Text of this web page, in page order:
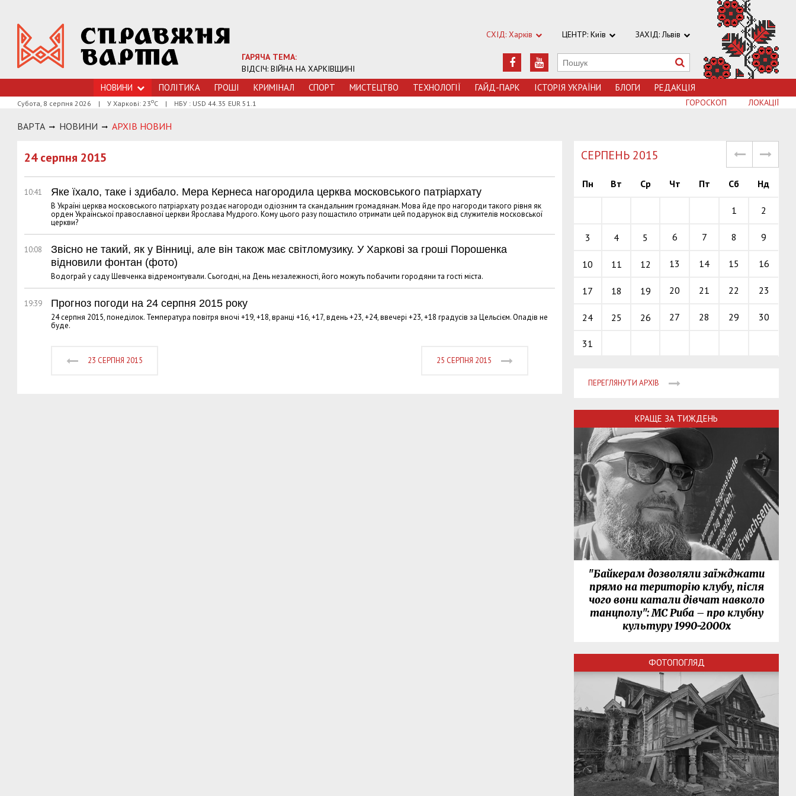
ГАРЯЧА ТЕМА:
ВІДСІЧ: ВІЙНА НА ХАРКІВЩИНІ
СХІД: Харків ЦЕНТР: Київ ЗАХІД: Львів
НОВИНИ ПОЛІТИКА ГРОШI КРИМIНАЛ СПОРТ МИСТЕЦТВО ТЕХНОЛОГIЇ ГАЙД-ПАРК ІСТОРІЯ УКРАЇНИ БЛОГИ РЕДАКЦІЯ
Субота, 8 серпня 2026 | У Харкові: 23оС | НБУ : USD 44.35 EUR 51.1 ЛОКАЦІЇ
ГОРОСКОП
ВАРТА НОВИНИ АРХIВ НОВИН
24 серпня 2015
10:41 Яке їхало, таке і здибало. Мера Кернеса нагородила церква московського патріархату
В Україні церква московського патріархату роздає нагороди одіозним та скандальним громадянам. Мова йде про нагороди такого рівня як
орден Української православної церкви Ярослава Мудрого. Кому цього разу пощастило отримати цей подарунок від служителів московської
церкви?
10:08
Звісно не такий, як у Вінниці, але він також має світломузику. У Харкові за гроші Порошенка
відновили фонтан (фото)
Водограй у саду Шевченка відремонтували. Сьогодні, на День незалежності, його можуть побачити городяни та гості міста.
19:39 Прогноз погоди на 24 серпня 2015 року
24 серпня 2015, понеділок. Температура повітря вночі +19, +18, вранці +16, +17, вдень +23, +24, ввечері +23, +18 градусів за Цельсієм. Опадів не
буде.
23 СЕРПНЯ 2015 25 СЕРПНЯ 2015
СЕРПЕНЬ 2015
Пн Вт Ср Чт Пт Сб Нд
1 2
3 4 5 6 7 8 9
10 11 12 13 14 15 16
17 18 19 20 21 22 23
24 25 26 27 28 29 30
31
ПЕРЕГЛЯНУТИ АРХІВ
КРАЩЕ ЗА ТИЖДЕНЬ
"Байкерам дозволяли заїжджати
прямо на територію клубу, після
чого вони катали дівчат навколо
танцполу": МС Риба – про клубну
культуру 1990-2000х
ФОТОПОГЛЯД